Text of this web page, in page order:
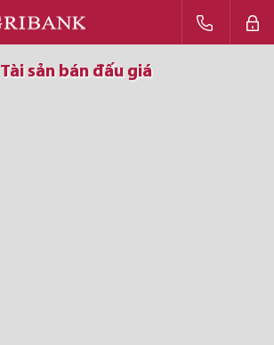
Tài sản bán đấu giá
Tài sản bán đấu giá
Tài sản bán đấu giá